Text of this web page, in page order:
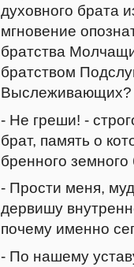
духовного брата
мгновение
братства
братством
Выслеживающих?
- Hе греши! -
брат, память о
бренного
- Прости меня,
дервишу
почему именно
- По нашему